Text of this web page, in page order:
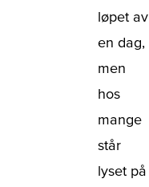
løpet av
en dag,
men
hos
mange
står
lyset på